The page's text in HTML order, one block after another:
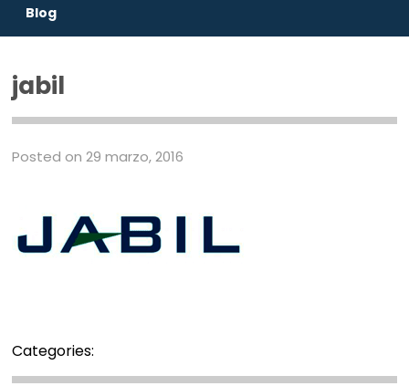
Blog
jabil
Posted on 29 marzo, 2016
Categories: